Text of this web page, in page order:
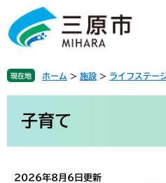
ジ
頭
で
ュ
飛
ば
現在地 ホーム > 施設 > ライフステー
子育て
2026年8月6日更新